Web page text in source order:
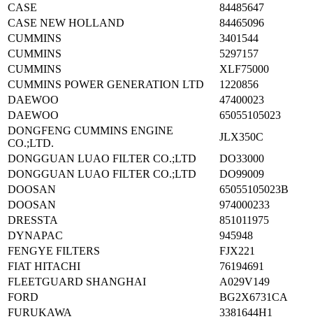
CASE
84485647
CASE NEW HOLLAND
84465096
CUMMINS
3401544
CUMMINS
5297157
CUMMINS
XLF75000
CUMMINS POWER GENERATION LTD
1220856
DAEWOO
47400023
DAEWOO
65055105023
DONGFENG CUMMINS ENGINE
CO.;LTD.
JLX350C
DONGGUAN LUAO FILTER CO.;LTD
DO33000
DONGGUAN LUAO FILTER CO.;LTD
DO99009
DOOSAN
65055105023B
DOOSAN
974000233
DRESSTA
851011975
DYNAPAC
945948
FENGYE FILTERS
FJX221
FIAT HITACHI
76194691
FLEETGUARD SHANGHAI
A029V149
FORD
BG2X6731CA
FURUKAWA
3381644H1